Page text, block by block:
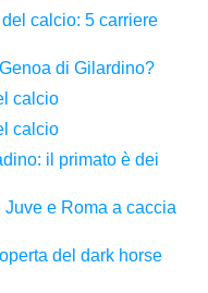
calcio: 5 carriere
di Gilardino?
calcio
calcio
il primato è dei
Juve e Roma a caccia
del dark horse